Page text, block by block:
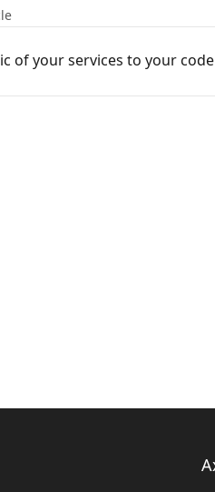
of your services to your code